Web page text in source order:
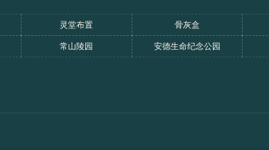
灵堂布置 骨灰盒
常山陵园 安德生命纪念公园